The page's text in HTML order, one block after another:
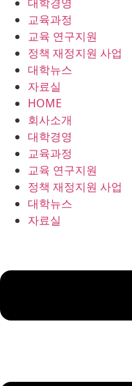
교육과정
교육 연구지원
정책 재정지원 사업
대학뉴스
자료실
HOME
회사소개
대학경영
교육과정
교육 연구지원
정책 재정지원 사업
대학뉴스
자료실